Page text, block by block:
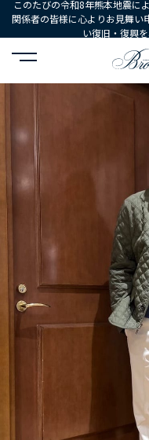
このたびの令和8年熊本地震に
関係者の皆様に心よりお見舞い
い復旧・復興
HOME コーディネート